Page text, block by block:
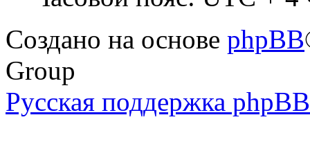
Создано на основе phpBB
Group
Русская поддержка phpBB